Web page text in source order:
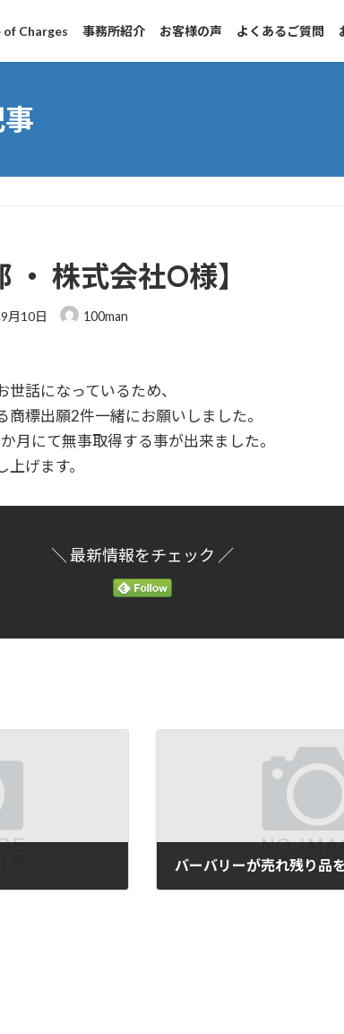
of Charges 事務所紹介 お客様の声 よくあるご質問
・ 株式会社O様】
月10日 100man
話になっているため、
標出願2件一緒にお願いしました。
月にて無事取得する事が出来ました。
げます。
＼ 最新情報をチェック ／
バーバリーが売れ残り品